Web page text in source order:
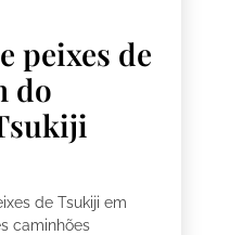
peixes de
do
de Tsukiji em
caminhões